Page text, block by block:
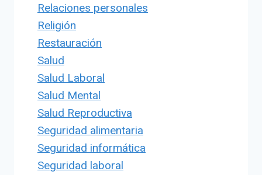
Relaciones personales
Religión
Restauración
Salud
Salud Laboral
Salud Mental
Salud Reproductiva
Seguridad alimentaria
Seguridad informática
Seguridad laboral